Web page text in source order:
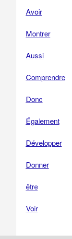
Avoir
Montrer
Aussi
Comprendre
Donc
Également
Développer
Donner
être
Voir